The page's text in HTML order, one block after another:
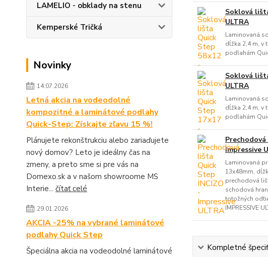
LAMELIO - obklady na stenu
Kemperské Tričká
Novinky
14.07.2026
Letná akcia na vodeodolné
kompozitné a laminátové podlahy
Quick-Step: Získajte zľavu 15 %!
Plánujete rekonštrukciu alebo zariaďujete
nový domov? Leto je ideálny čas na
zmeny, a preto sme si pre vás na
Domexo.sk a v našom showroome MS
Interie... čítať celé
29.01.2026
AKCIA -25% na vybrané laminátové
podlahy Quick Step
Špeciálna akcia na vodeodolné laminátové
Soklová
ULTRA
Laminovaná
dĺžka 2,4 m, v
podlahám
Soklová
ULTRA
Laminovaná
dĺžka 2,4 m, v
podlahám
Impressive
Laminovaná
13x48mm,
prechodová
schodová
totožných
IMPRESSIVE
Kompletné